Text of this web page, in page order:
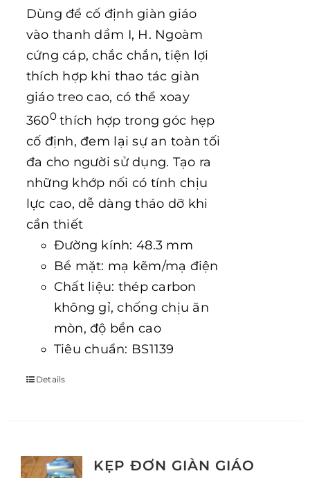
Dùng để cố định giàn giáo
vào thanh dầm I, H. Ngoàm
cứng cáp, chắc chắn, tiện lợi
thích hợp khi thao tác giàn
giáo treo cao, có thể xoay
3600thích hợp trong góc hẹp
cố định, đem lại sự an toàn tối
đa cho người sử dụng. Tạo ra
những khớp nối có tính chịu
lực cao, dễ dàng tháo dỡ khi
cần thiết
Đường kính: 48.3 mm
Bề mặt: mạ kẽm/mạ điện
Chất liệu: thép carbon
không gỉ, chống chịu ăn
mòn, độ bền cao
Tiêu chuẩn: BS1139
Details
KẸP ĐƠN GIÀN GIÁO